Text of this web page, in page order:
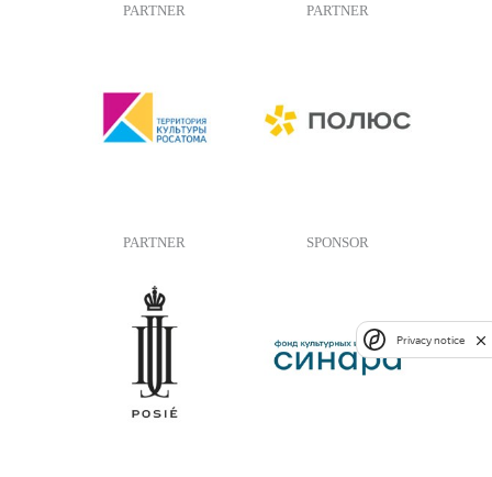
PARTNER PARTNER
PARTNER SPONSOR
Privacy notice